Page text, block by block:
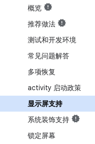
概览
推荐做法
测试和开发环境
常见问题解答
多项恢复
activity 启动政策
显示屏支持
系统装饰支持
锁定屏幕